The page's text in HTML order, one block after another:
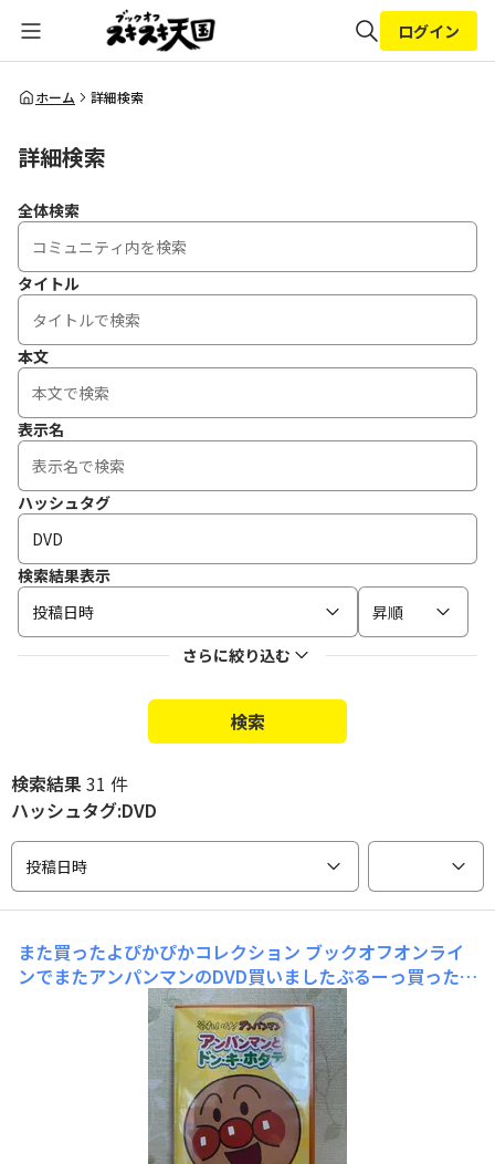
全体検索
ログイン
ホーム 詳細検索
詳細検索
全体検索
タイトル
本文
表示名
ハッシュタグ
検索結果表示
投稿日時
昇順
さらに絞り込む
検索
検索結果31 件
ハッシュタグ:DVD
投稿日時
また買ったよぴかぴかコレクション ブックオフオンライ
ンでまたアンパンマンのDVD買いましたぶるーっ買ったの
はドンキホタテ初登場回ほか収録の巻ぶるーっ